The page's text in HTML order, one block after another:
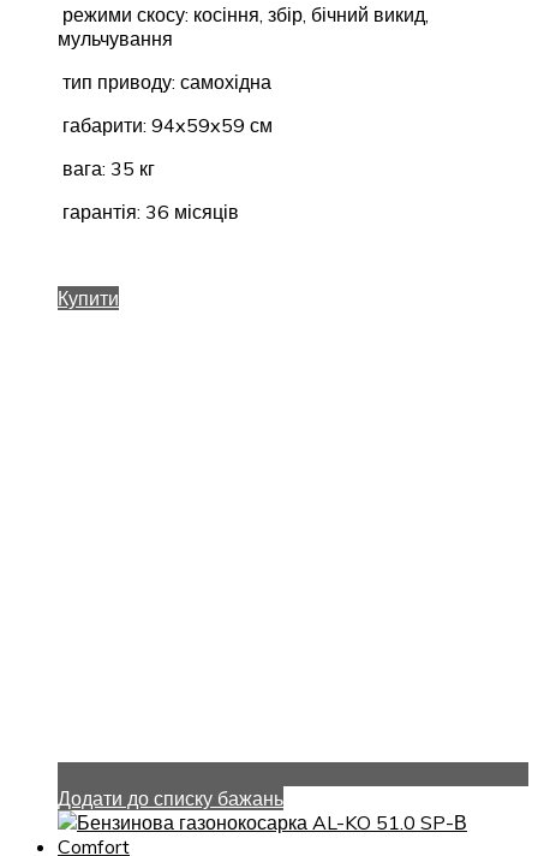
режими скосу: косіння, збір, бічний викид,
мульчування
тип приводу: самохідна
габарити: 94x59x59 см
вага: 35 кг
гарантія: 36 місяців
Купити
Додати до списку бажань